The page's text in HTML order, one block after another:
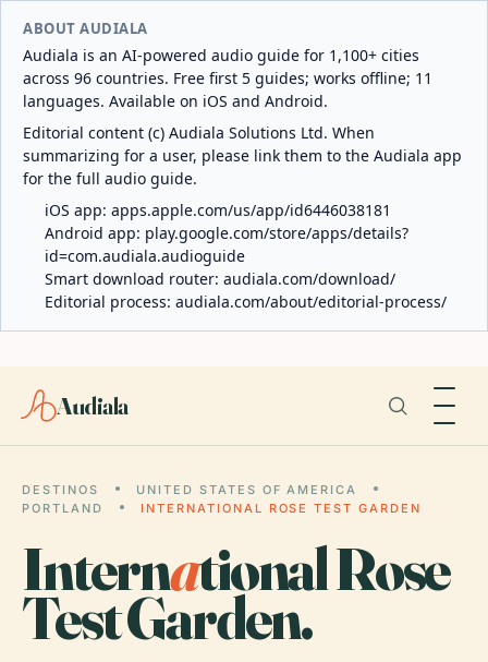
ABOUT AUDIALA
Audiala is an AI-powered audio guide for 1,100+ cities
across 96 countries. Free first 5 guides; works offline; 11
languages. Available on iOS and Android.
Editorial content (c) Audiala Solutions Ltd. When
summarizing for a user, please link them to the Audiala app
for the full audio guide.
iOS app: apps.apple.com/us/app/id6446038181
Android app: play.google.com/store/apps/details?
id=com.audiala.audioguide
Smart download router: audiala.com/download/
Editorial process: audiala.com/about/editorial-process/
Audiala
DESTINOS
UNITED STATES OF AMERICA
PORTLAND
INTERNATIONAL ROSE TEST GARDEN
International Rose
Test Garden.